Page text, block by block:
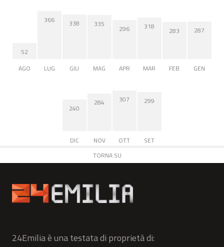
52
AGO
366
LUG
338
GIU
335
MAG
296
APR
318
MAR
283
FEB
287
GEN
240
DIC
284
NOV
307
OTT
299
SET
TORNA SU
24Emilia è una testata di proprietà di: